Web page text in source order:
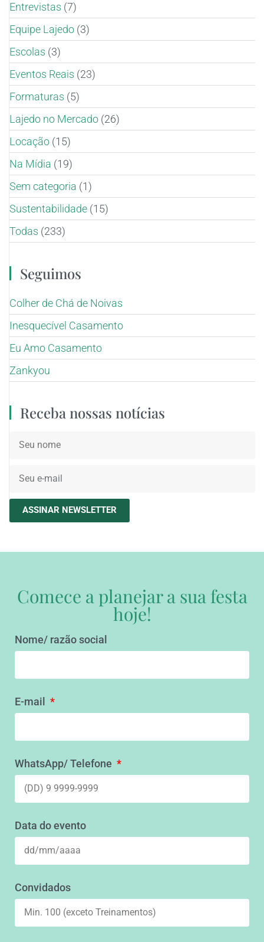
Entrevistas (7)
Equipe Lajedo (3)
Escolas (3)
Eventos Reais (23)
Formaturas (5)
Lajedo no Mercado (26)
Locação (15)
Na Mídia (19)
Sem categoria (1)
Sustentabilidade (15)
Todas (233)
Seguimos
Colher de Chá de Noivas
Inesquecível Casamento
Eu Amo Casamento
Zankyou
Receba nossas notícias
ASSINAR NEWSLETTER
Comece a planejar a sua festa
hoje!
Nome/ razão social
E-mail
WhatsApp/ Telefone
Data do evento
Convidados